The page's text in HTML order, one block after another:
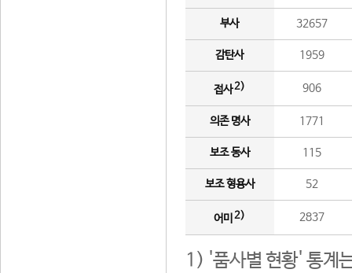
부사 32657
감탄사 1959
접사2) 906
의존 명사 1771
보조 동사 115
보조 형용사 52
어미 2) 2837
1) '품사별 현황' 통계